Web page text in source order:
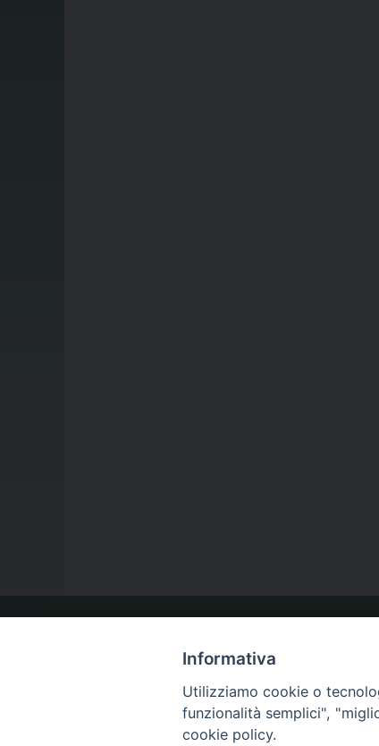
LA NOSTRA DIOCESI
IL VESCOVO
Informativa
Utilizziamo cookie o
funzionalità semplici",
cookie policy.